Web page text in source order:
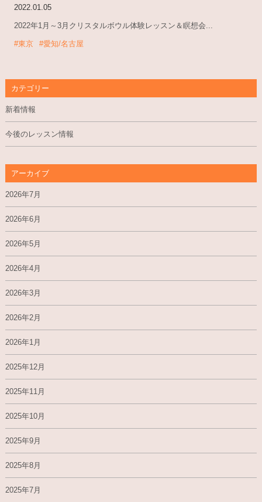
2022.01.05
2022年1月～3月クリスタルボウル体験レッスン＆瞑想会...
#東京 #愛知/名古屋
カテゴリー
新着情報
今後のレッスン情報
アーカイブ
2026年7月
2026年6月
2026年5月
2026年4月
2026年3月
2026年2月
2026年1月
2025年12月
2025年11月
2025年10月
2025年9月
2025年8月
2025年7月